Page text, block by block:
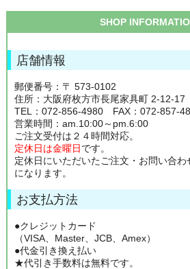
SHOP
店舗情報
郵便番号：〒 573-0102
住所：大阪府枚方市長尾家具町 2-12-17
TEL：072-856-4980 FAX：072-857-
営業時間：am.10:00～pm.6:00
ご注文受付は２４時間対応。
定休日は金曜日です。
定休日にいただいたご注文・お問い合
になります。
お支払方法
●クレジットカード
（VISA、Master、JCB、Amex）
●代金引き換え払い
★代引き手数料は無料です。